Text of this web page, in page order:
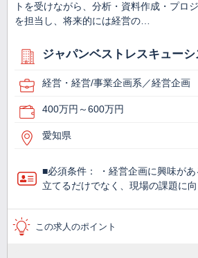
トを受けながら、分析・資料作成・プロ
を担当し、将来的には経営の…
ジャパンベストレスキュー
経営・経営/事業企画系／経営企画
400万円～600万円
愛知県
■必須条件： ・経営企画に興味が
立てるだけでなく、現場の課題に
この求人のポイント